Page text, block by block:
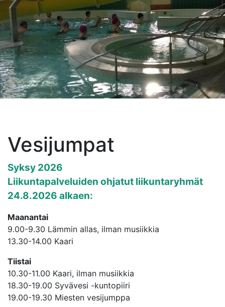
Vesijumpat
Syksy 2026
Liikuntapalveluiden ohjatut liikuntaryhmät
24.8.2026 alkaen:
Maanantai
9.00-9.30 Lämmin allas, ilman musiikkia
13.30-14.00 Kaari
Tiistai
10.30-11.00 Kaari, ilman musiikkia
18.30-19.00 Syvävesi -kuntopiiri
19.00-19.30 Miesten vesijumppa